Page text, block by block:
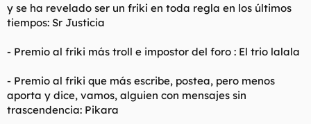
y se ha revelado ser un friki en toda regla en los últimos
tiempos: Sr Justicia
- Premio al friki más troll e impostor del foro : El trio lalala
- Premio al friki que más escribe, postea, pero menos
aporta y dice, vamos, alguien con mensajes sin
trascendencia: Pikara